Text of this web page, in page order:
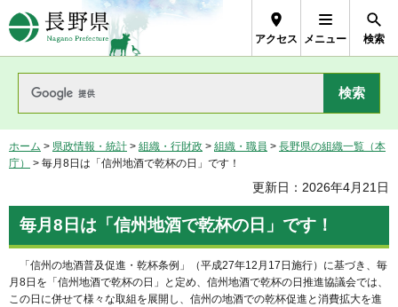
長野県Nagano Prefecture
アクセス メニュー 検索
ホーム > 県政情報・統計 > 組織・行財政 > 組織・職員 > 長野県の組織一覧（本
庁）
> 毎月8日は「信州地酒で乾杯の日」です！
更新日：2026年4月21日
毎月8日は「信州地酒で乾杯の日」です！
「信州の地酒普及促進・乾杯条例」（平成27年12月17日施行）に基づき、毎
月8日を「信州地酒で乾杯の日」と定め、信州地酒で乾杯の日推進協議会では、
この日に併せて様々な取組を展開し、信州の地酒での乾杯促進と消費拡大を進